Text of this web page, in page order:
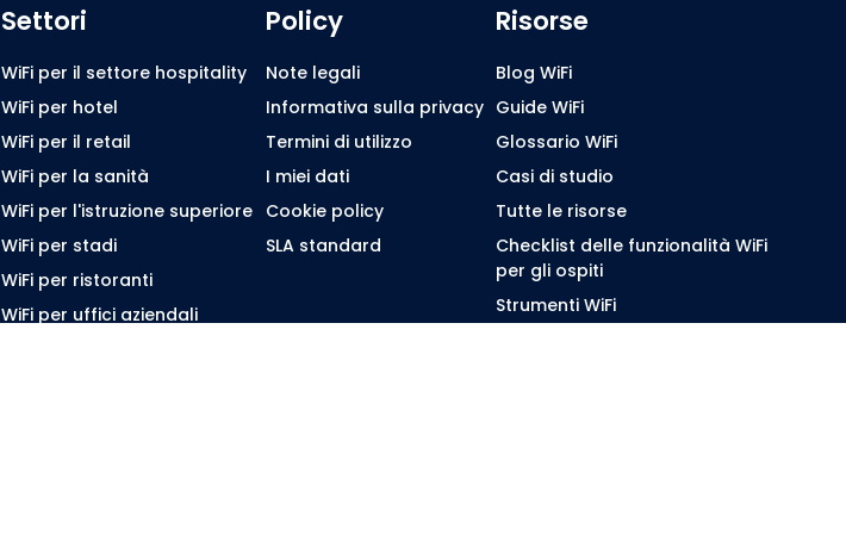
Settori
WiFi per il settore hospitality
WiFi per hotel
WiFi per il retail
WiFi per la sanità
WiFi per l'istruzione superiore
WiFi per stadi
WiFi per ristoranti
WiFi per uffici aziendali
Policy
Note legali
Informativa sulla privacy
Termini di utilizzo
I miei dati
Cookie policy
SLA standard
Risorse
Blog WiFi
Guide WiFi
Glossario WiFi
Casi di studio
Tutte le risorse
Checklist delle funzionalità WiFi
per gli ospiti
Strumenti WiFi